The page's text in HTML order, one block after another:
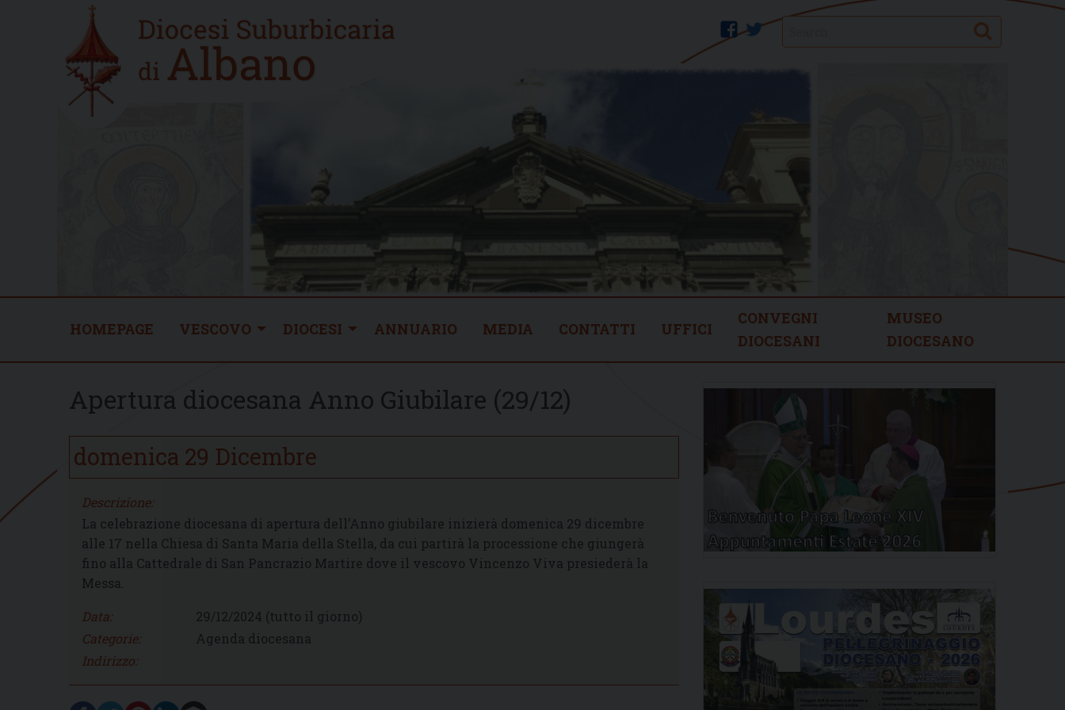
Home
new
twitter
facebook Search
HOMEPAGE VESCOVO DIOCESI ANNUARIO MEDIA CONTATTI UFFICI
CONVEGNI
DIOCESANI
MUSEO
DIOCESANO
Apertura diocesana Anno Giubilare (29/12)
domenica 29 Dicembre
Descrizione:
La celebrazione diocesana di apertura dell’Anno giu­bilare inizierà domenica 29 dicembre
alle 17 nella Chiesa di Santa Maria della Stella, da cui partirà la processione che giungerà
fino alla Cattedrale di San Pancrazio Martire dove il vescovo Vincenzo Viva presiederà la
Messa.
Data:
29/12/2024 (tutto il giorno)
Categorie:
Agenda diocesana
Indirizzo: